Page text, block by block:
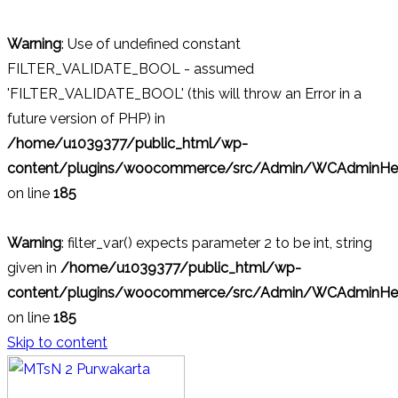
Warning: Use of undefined constant
FILTER_VALIDATE_BOOL - assumed
'FILTER_VALIDATE_BOOL' (this will throw an Error in a
future version of PHP) in
/home/u1039377/public_html/wp-
content/plugins/woocommerce/src/Admin/
on line 185
Warning: filter_var() expects parameter 2 to be int, string
given in /home/u1039377/public_html/wp-
content/plugins/woocommerce/src/Admin/
on line 185
Skip to content